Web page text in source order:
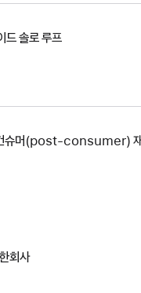
솔로 루프
슈머(post-consumer)
회사